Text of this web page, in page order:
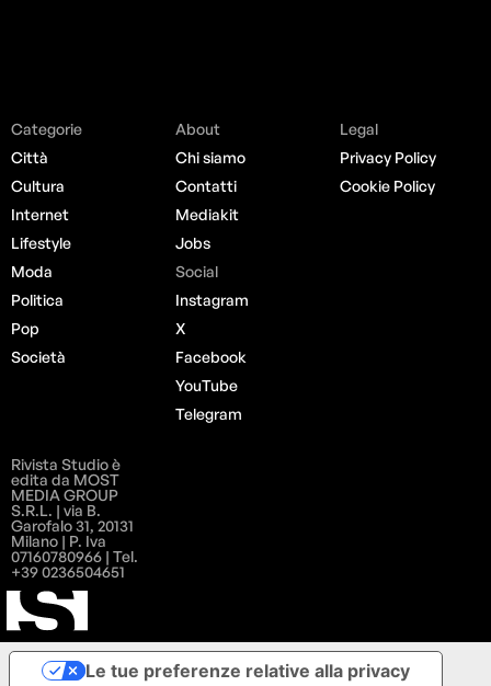
Categorie
Città
Cultura
Internet
Lifestyle
Moda
Politica
Pop
Società
About
Chi siamo
Contatti
Mediakit
Jobs
Social
Instagram
X
Facebook
YouTube
Telegram
Legal
Privacy Policy
Cookie Policy
Rivista Studio è
edita da MOST
MEDIA GROUP
S.R.L. | via B.
Garofalo 31, 20131
Milano | P. Iva
07160780966 | Tel.
+39 0236504651
Le tue preferenze relative alla privacy